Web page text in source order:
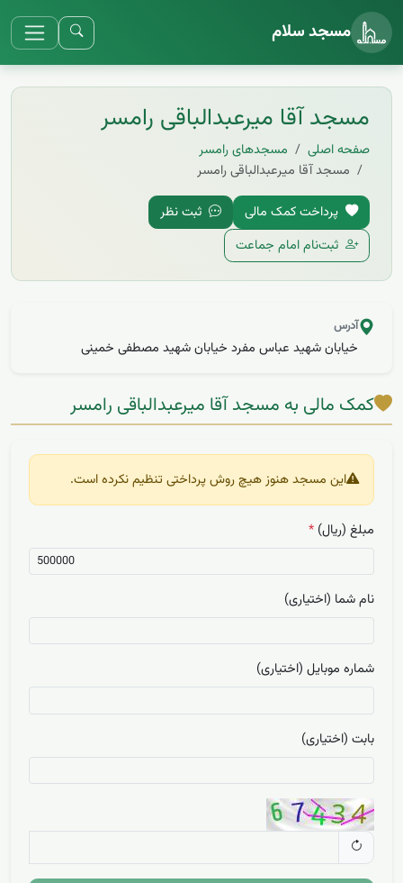
مسجد سلام
مسجد آقا میرعبدالباقی رامسر
صفحه اصلی
مسجد‌های رامسر
مسجد آقا میرعبدالباقی رامسر
پرداخت کمک مالی
ثبت نظر
ثبت‌نام امام جماعت
آدرس
خیابان شهید عباس مفرد خیابان شهید مصطفی خمینی
کمک مالی به مسجد آقا میرعبدالباقی رامسر
این مسجد هنوز هیچ روش پرداختی تنظیم نکرده است.
مبلغ (ریال) *
نام شما (اختیاری)
شماره موبایل (اختیاری)
بابت (اختیاری)